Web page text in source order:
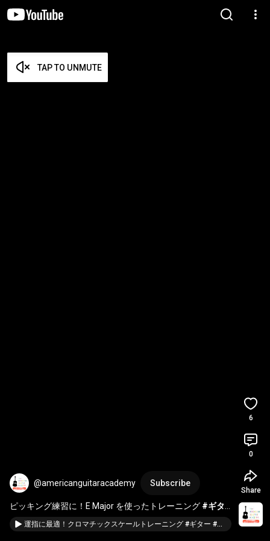
TAP TO UNMUTE
@americanguitaracademy Subscribe
ピッキング練習に！E Major を使ったトレーニング #ギタ
ー#練習 #音楽
運指に最適！クロマチックスケールトレーニング #ギター #音楽 #弾き方講座 #弾き方
6
0
Share